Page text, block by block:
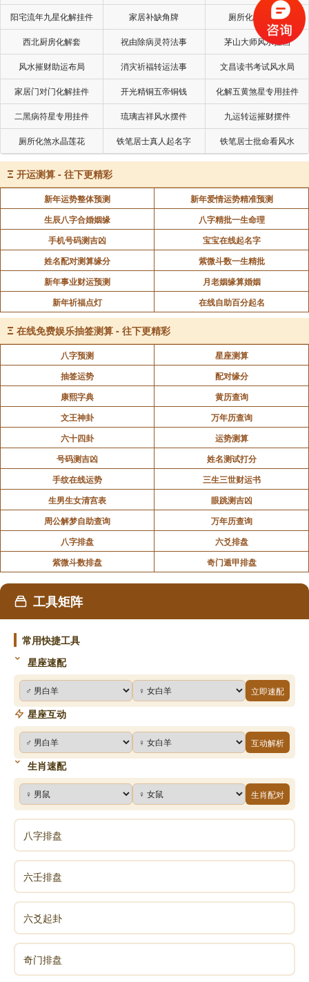
生肖兔与生肖马为相破的关系，因此也不宜成为一
家人。属兔人和属马人不仅在命理上相冲，在个性方面
也有着天差地别的不同，平时互相看不顺眼，有事没事
吵架，伤害彼此的感情，这样的事情每天都在上演。俗
话说，家和万事兴，只有家庭兴旺了，才能够发展的更
加顺利，不管对于父母还是孩子都是如此。所以，建议
属马朋友还是在合适的年份生孩子比较好。
声明：部分内容来于网络，如有侵权，请联系我们删除！以上内容，并
不代表易德轩观点。
阳宅流年九星化解挂件 家居补缺角牌 厕所化秽气煞套
西北厨房化解套 祝由除病灵符法事 茅山大师风水挂画
风水摧财助运布局 消灾祈福转运法事 文昌读书考试风水局
家居门对门化解挂件 开光精铜五帝铜钱 化解五黄煞星专用挂件
二黑病符星专用挂件 琉璃吉祥风水摆件 九运转运摧财摆件
厕所化煞水晶莲花 铁笔居士真人起名字 铁笔居士批命看风水
Ξ 开运测算 - 往下更精彩
新年运势整体预测
新年爱情运势精准预测
生辰八字合婚姻缘
八字精批一生命理
手机号码测吉凶
宝宝在线起名字
姓名配对测算缘分
紫微斗数一生精批
新年事业财运预测
月老姻缘算婚姻
新年祈福点灯
在线自助百分起名
Ξ 在线免费娱乐抽签测算 - 往下更精彩
八字预测
星座测算
抽签运势
配对缘分
康熙字典
黄历查询
文王神卦
万年历查询
六十四卦
运势测算
号码测吉凶
姓名测试打分
手纹在线运势
三生三世财运书
生男生女清宫表
眼跳测吉凶
周公解梦自助查询
万年历查询
八字排盘
六爻排盘
紫微斗数排盘
奇门遁甲排盘
工具矩阵
常用快捷工具
星座速配
立即速配
星座互动
互动解析
生肖速配
生肖配对
八字排盘
六壬排盘
六爻起卦
奇门排盘